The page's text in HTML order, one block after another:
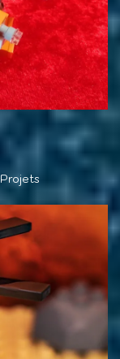
Projets